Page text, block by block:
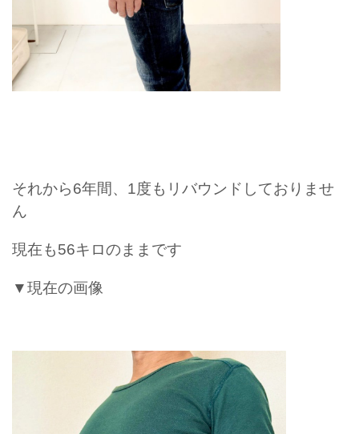
それから6年間、1度もリバウンドしておりませ
ん
現在も56キロのままです
▼現在の画像